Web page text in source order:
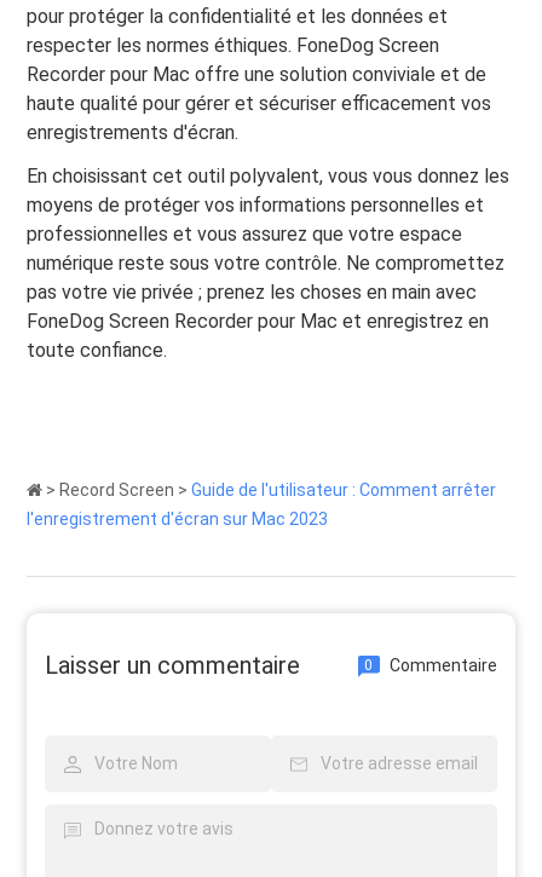
pour protéger la confidentialité et les données et
respecter les normes éthiques. FoneDog Screen
Recorder pour Mac offre une solution conviviale et de
haute qualité pour gérer et sécuriser efficacement vos
enregistrements d'écran.
En choisissant cet outil polyvalent, vous vous donnez les
moyens de protéger vos informations personnelles et
professionnelles et vous assurez que votre espace
numérique reste sous votre contrôle. Ne compromettez
pas votre vie privée ; prenez les choses en main avec
FoneDog Screen Recorder pour Mac et enregistrez en
toute confiance.
> Record Screen >Guide de l'utilisateur : Comment arrêter
l'enregistrement d'écran sur Mac 2023
Laisser un commentaire 0 Commentaire